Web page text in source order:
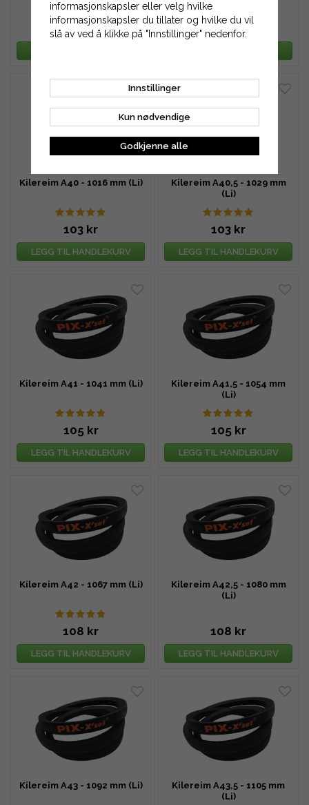
101 kr 101 kr
LEGG TIL HANDLEKURV
Kilereim A40 - 1016 mm (Li)
103 kr
LEGG TIL HANDLEKURV
Kilereim A40,5 - 1029 mm
(Li)
103 kr
LEGG TIL HANDLEKURV
Kilereim A41 - 1041 mm (Li)
105 kr
LEGG TIL HANDLEKURV
Kilereim A41,5 - 1054 mm
(Li)
105 kr
LEGG TIL HANDLEKURV
Kilereim A42 - 1067 mm (Li)
108 kr
LEGG TIL HANDLEKURV
Kilereim A42,5 - 1080 mm
(Li)
108 kr
LEGG TIL HANDLEKURV
Kilereim A43 - 1092 mm (Li)
Kilereim A43,5 - 1105 mm
(Li)
informasjonskapsler eller velg hvilke
informasjonskapsler du tillater og hvilke du vil
slå av ved å klikke på "Innstillinger" nedenfor.
Innstillinger
Kun nødvendige
Godkjenne alle